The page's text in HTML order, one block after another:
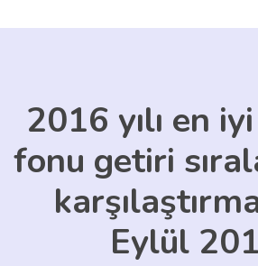
2016 yılı en
fonu getiri
Eylül